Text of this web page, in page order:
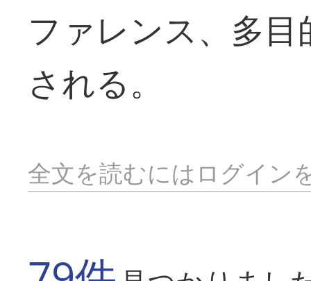
ファレンス、多
される。
全文を読むにはログイン